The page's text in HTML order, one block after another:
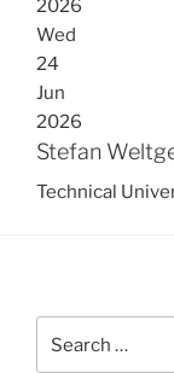
2026
Wed
24
Jun
2026
Stefan
Technical
for: